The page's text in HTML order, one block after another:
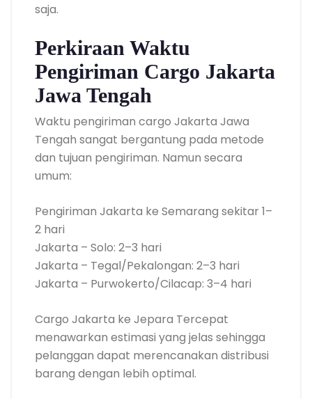
saja.
Perkiraan Waktu
Pengiriman Cargo Jakarta
Jawa Tengah
Waktu pengiriman cargo Jakarta Jawa
Tengah sangat bergantung pada metode
dan tujuan pengiriman. Namun secara
umum:
Pengiriman Jakarta ke Semarang sekitar 1–
2 hari
Jakarta – Solo: 2–3 hari
Jakarta – Tegal/Pekalongan: 2–3 hari
Jakarta – Purwokerto/Cilacap: 3–4 hari
Cargo Jakarta ke Jepara Tercepat
menawarkan estimasi yang jelas sehingga
pelanggan dapat merencanakan distribusi
barang dengan lebih optimal.